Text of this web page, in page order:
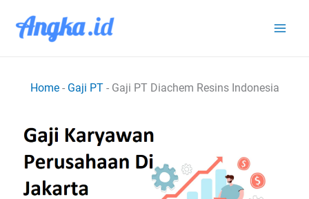
Home- Gaji PT- Gaji PT Diachem Resins Indonesia